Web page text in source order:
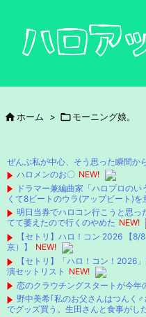
 ホーム > モーニング娘。
ぜんぶ私が中心、そう思った瞬間か
ハロメンのお〇 NEW!
ドラマー兼編曲家「ハロプロの
くて8ビートのウラ(アップビート)を
明日当券でハロコン行こうと思
てて萎えたので行くのやめた NEW!
【セトリ】ハロ！コン 2026 【8/
京）】
NEW!
【セトリ】「ハロ！コン！2026
演セットリスト NEW!
恋のクラウチングスタートが今年
野中美希｢私のお父さんはつんく
でグッズ買う。生田さんと食事がし